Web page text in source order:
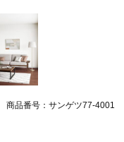
商品番号：サンゲツ77-4001